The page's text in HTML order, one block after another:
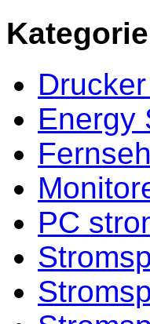
Energy
PC